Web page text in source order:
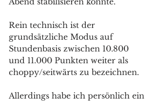
Rein technisch ist der
grundsätzliche Modus auf
Stundenbasis zwischen 10.800
und 11.000 Punkten weiter als
choppy/seitwärts zu bezeichnen.
Allerdings habe ich persönlich ein